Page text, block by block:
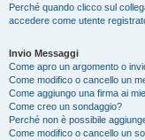
Perché quando clicco sul
accedere come utente
Invio Messaggi
Come apro un argomento o
Come modifico o cancello un
Come aggiungo una firma ai
Come creo un sondaggio?
Perché non è possibile
Come modifico o cancello un